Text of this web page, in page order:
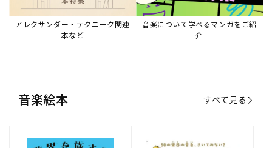
アレクサンダー・テクニーク関連
本など
音楽について学べるマンガをご紹
介
音楽絵本 すべて見る